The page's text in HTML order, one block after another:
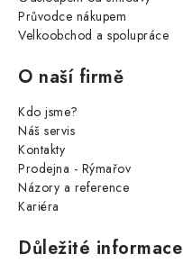
Průvodce nákupem
Velkoobchod a spolupráce
O naší firmě
Kdo jsme?
Náš servis
Kontakty
Prodejna - Rýmařov
Názory a reference
Kariéra
Důležité informace